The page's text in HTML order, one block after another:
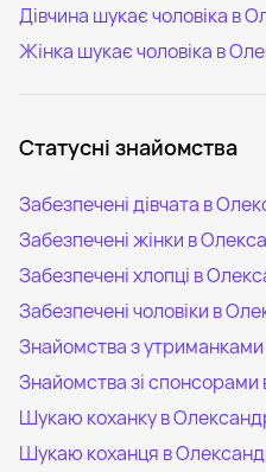
Дівчина шукає чоловіка в
Жінка шукає чоловіка в
Статусні знайомства
Забезпечені дівчата в
Забезпечені жінки в
Забезпечені хлопці в
Забезпечені чоловіки в
Знайомства з
Знайомства зі спонсорами
Шукаю коханку в
Шукаю коханця в